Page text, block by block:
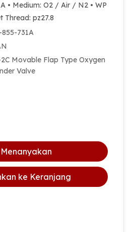
• Medium: O2 / Air / N2 • WP
Thread: pz27.8
731A
Movable Flap Type Oxygen
Valve
Menanyakan
ke Keranjang